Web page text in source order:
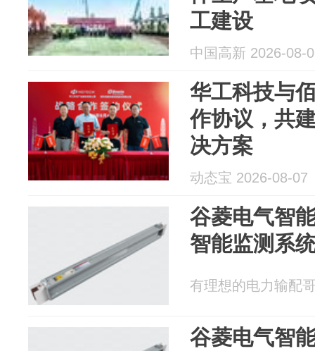
工建设
中国高新 2026-08-
华工科技与
作协议，共
决方案
动态宝 2026-08-07
谷菱电气智
智能监测系
有理想的电力输配
谷菱电气智